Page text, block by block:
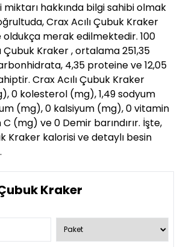
miktarı hakkında bilgi sahibi olmak
Crax Acılı Çubuk Kraker
merak edilmektedir. 100
Çubuk Kraker , ortalama 251,35
4,35 proteine ve 12,05
Crax Acılı Çubuk Kraker
0 kolesterol (mg), 1,49 sodyum
(mg), 0 kalsiyum (mg), 0 vitamin
(mg) ve 0 Demir barındırır. İşte,
Kraker kalorisi ve detaylı besin
Kraker